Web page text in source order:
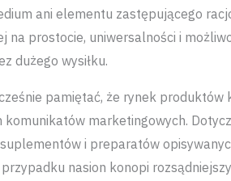
ani elementu zastępującego
na prostocie, uniwersalności i
dużego wysiłku.
pamiętać, że rynek produktów
komunikatów marketingowych.
i preparatów
przypadku nasion konopi